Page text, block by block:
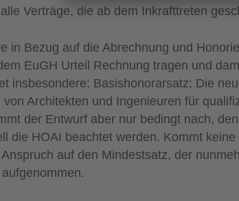
Verträge, die ab dem Inkrafttreten
in Bezug auf die Abrechnung und
EuGH Urteil Rechnung tragen und
insbesondere: Basishonorarsatz: Die
von Architekten und Ingenieuren für
der Entwurf aber nur bedingt nach,
die HOAI beachtet werden. Kommt
auf den Mindestsatz, der